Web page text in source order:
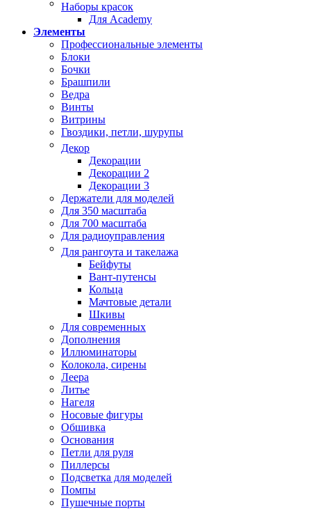
Наборы красок
Для Academy
Элементы
Профессиональные элементы
Блоки
Бочки
Брашпили
Ведра
Винты
Витрины
Гвоздики, петли, шурупы
Декор
Декорации
Декорации 2
Декорации 3
Держатели для моделей
Для 350 масштаба
Для 700 масштаба
Для радиоуправления
Для рангоута и такелажа
Бейфуты
Вант-путенсы
Кольца
Мачтовые детали
Шкивы
Для современных
Дополнения
Иллюминаторы
Колокола, сирены
Леера
Литье
Нагеля
Носовые фигуры
Обшивка
Основания
Петли для руля
Пиллерсы
Подсветка для моделей
Помпы
Пушечные порты